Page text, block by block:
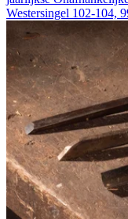
Westersingel 102-104,